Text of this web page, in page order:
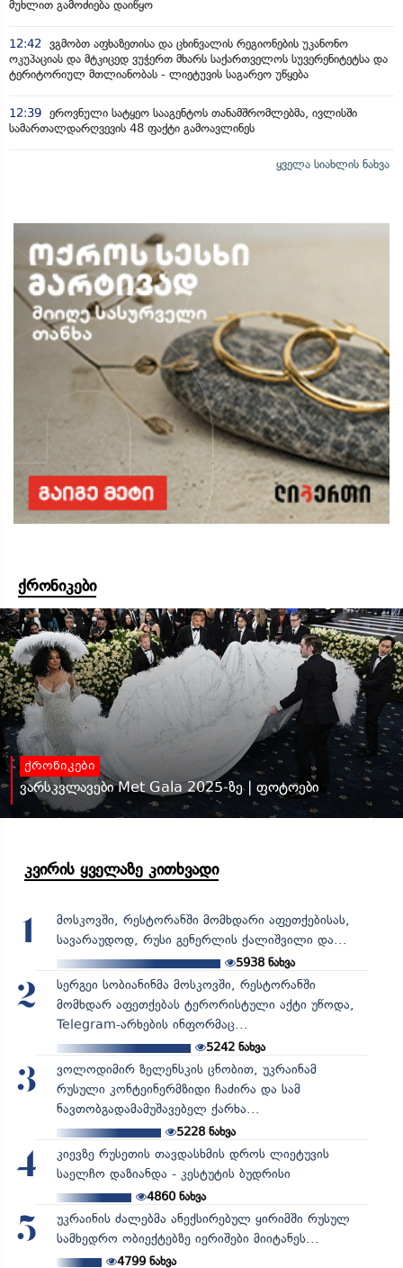
მუხლით გამოძიება დაიწყო
12:42
ვგმობთ აფხაზეთისა და ცხინვალის რეგიონების უკანონო
ოკუპაციას და მტკიცედ ვუჭერთ მხარს საქართველოს სუვერენიტეტსა და
ტერიტორიულ მთლიანობას - ლიეტუვის საგარეო უწყება
12:39 ეროვნული სატყეო სააგენტოს თანამშრომლებმა, ივლისში
სამართალდარღვევის 48 ფაქტი გამოავლინეს
ყველა სიახლის ნახვა
ქრონიკები
ქრონიკები
ვარსკვლავები Met Gala 2025-ზე | ფოტოები
კვირის ყველაზე კითხვადი
1
მოსკოვში, რესტორანში მომხდარი აფეთქებისას,
სავარაუდოდ, რუსი გენერლის ქალიშვილი და...
5938 ნახვა
2
სერგეი სობიანინმა მოსკოვში, რესტორანში
მომხდარ აფეთქებას ტერორისტული აქტი უწოდა,
Telegram-არხების ინფორმაც...
5242ნახვა
3
ვოლოდიმირ ზელენსკის ცნობით, უკრაინამ
რუსული კონტეინერმზიდი ჩაძირა და სამ
ნავთობგადამამუშავებელ ქარხა...
5228ნახვა
4
კიევზე რუსეთის თავდასხმის დროს ლიეტუვის
საელჩო დაზიანდა - კესტუტის ბუდრისი
4860ნახვა
5
უკრაინის ძალებმა ანექსირებულ ყირიმში რუსულ
სამხედრო ობიექტებზე იერიშები მიიტანეს...
4799ნახვა